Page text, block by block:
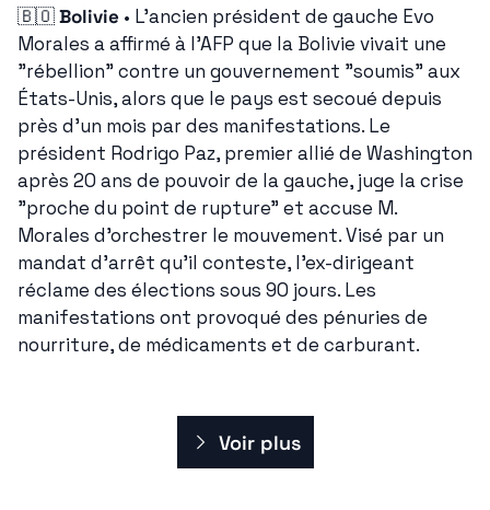
🇧🇴Bolivie • L'ancien président de gauche Evo
Morales a affirmé à l'AFP que la Bolivie vivait une
"rébellion" contre un gouvernement "soumis" aux
États-Unis, alors que le pays est secoué depuis
près d'un mois par des manifestations. Le
président Rodrigo Paz, premier allié de Washington
après 20 ans de pouvoir de la gauche, juge la crise
"proche du point de rupture" et accuse M.
Morales d'orchestrer le mouvement. Visé par un
mandat d'arrêt qu'il conteste, l'ex-dirigeant
réclame des élections sous 90 jours. Les
manifestations ont provoqué des pénuries de
nourriture, de médicaments et de carburant.
Voir plus